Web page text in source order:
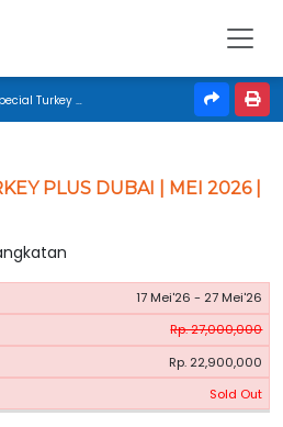
11 Days | Special Turkey Plus Dubai | Mei 2026 | Jakarta
PLUS DUBAI | MEI 2026 |
17 Mei'26 - 27 Mei'26
Rp. 27,000,000
Rp. 22,900,000
Sold Out